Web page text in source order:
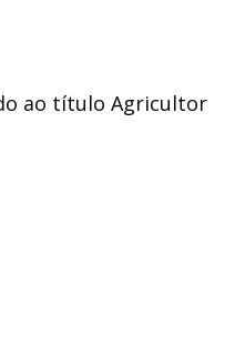
ao título Agricultor